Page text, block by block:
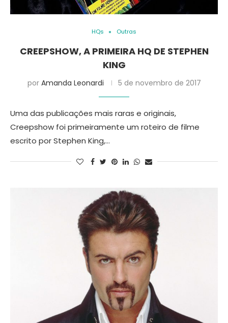
HQs Outras
CREEPSHOW, A PRIMEIRA HQ DE STEPHEN
KING
por Amanda Leonardi 5 de novembro de 2017
Uma das publicações mais raras e originais,
Creepshow foi primeiramente um roteiro de filme
escrito por Stephen King,…